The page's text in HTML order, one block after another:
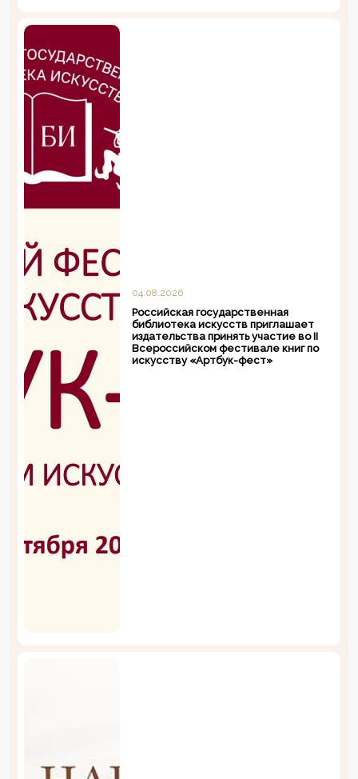
04.08.2026
Российская государственная
библиотека искусств приглашает
издательства принять участие во II
Всероссийском фестивале книг по
искусству «Артбук-фест»